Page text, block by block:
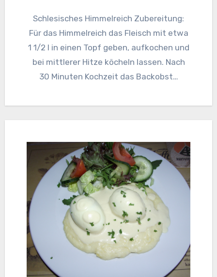
Schlesisches Himmelreich Zubereitung:
Für das Himmelreich das Fleisch mit etwa
1 1/2 l in einen Topf geben, aufkochen und
bei mittlerer Hitze köcheln lassen. Nach
30 Minuten Kochzeit das Backobst…